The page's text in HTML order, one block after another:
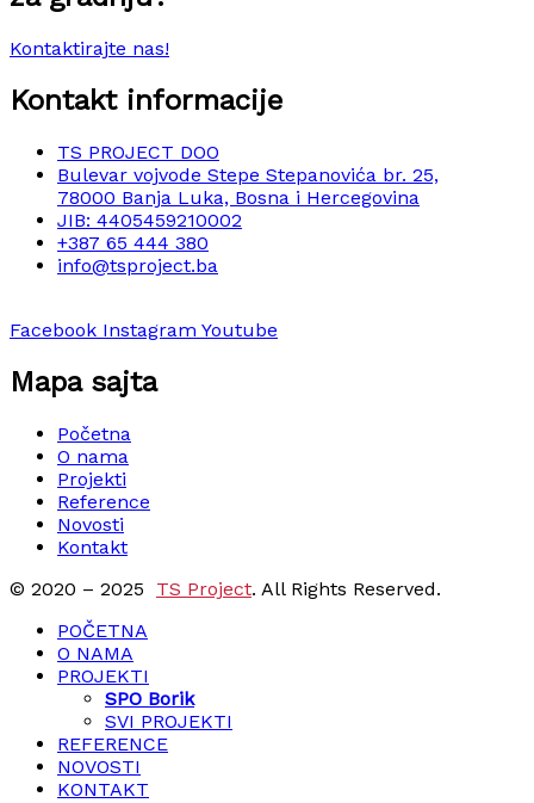
Kontaktirajte nas!
Kontakt informacije
TS PROJECT DOO
Bulevar vojvode Stepe Stepanovića br. 25,
78000 Banja Luka, Bosna i Hercegovina
JIB: 4405459210002
+387 65 444 380
info@tsproject.ba
Facebook Instagram Youtube
Mapa sajta
Početna
O nama
Projekti
Reference
Novosti
Kontakt
© 2020 – 2025 TS Project. All Rights Reserved.
POČETNA
O NAMA
PROJEKTI
SPO Borik
SVI PROJEKTI
REFERENCE
NOVOSTI
KONTAKT